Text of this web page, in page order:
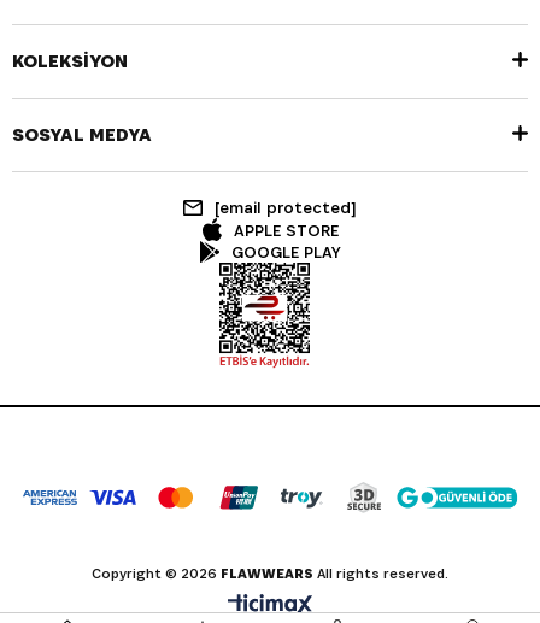
KOLEKSİYON
SOSYAL MEDYA
[email protected]
APPLE STORE
GOOGLE PLAY
Copyright © 2026 FLAWWEARS All rights reserved.